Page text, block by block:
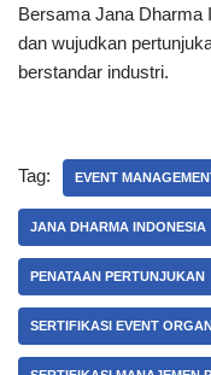
Bersama Jana Dharma
dan wujudkan
berstandar industri.
Tag: EVENT
JANA DHARMA INDONESIA
PENATAAN PERTUNJUKAN
SERTIFIKASI EVENT